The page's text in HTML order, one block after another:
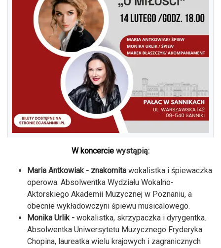
W koncercie wystąpią:
Maria Antkowiak - znakomita wokalistka i śpiewaczka
operowa. Absolwentka Wydziału Wokalno-
Aktorskiego Akademii Muzycznej w Poznaniu, a
obecnie wykładowczyni śpiewu musicalowego.
Monika Urlik - wokalistka, skrzypaczka i dyrygentka.
Absolwentka Uniwersytetu Muzycznego Fryderyka
Chopina, laureatka wielu krajowych i zagranicznych